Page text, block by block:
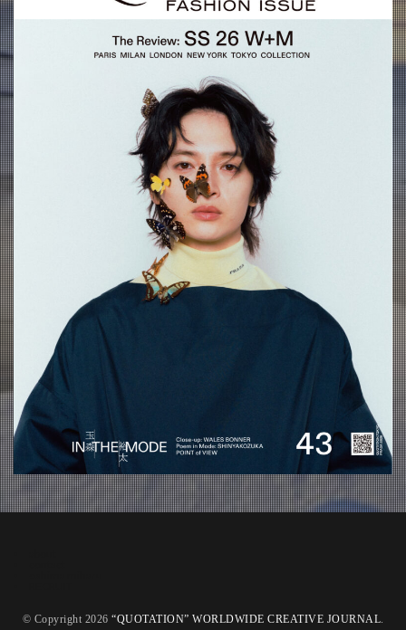
© Copyright 2026 “QUOTATION” WORLDWIDE CREATIVE JOURNAL.